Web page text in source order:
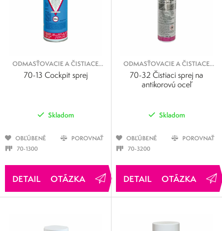
ODMASŤOVACIE A ČISTIACE
SPREJE
70-13 Cockpit sprej
Skladom
OBĽÚBENÉ
POROVNAŤ
70-1300
OTÁZKA
ODMASŤOVACIE A ČISTIACE
SPREJE
70-32 Čistiaci sprej na
antikorovú oceľ
Skladom
OBĽÚBENÉ
POROVNAŤ
70-3200
OTÁZKA